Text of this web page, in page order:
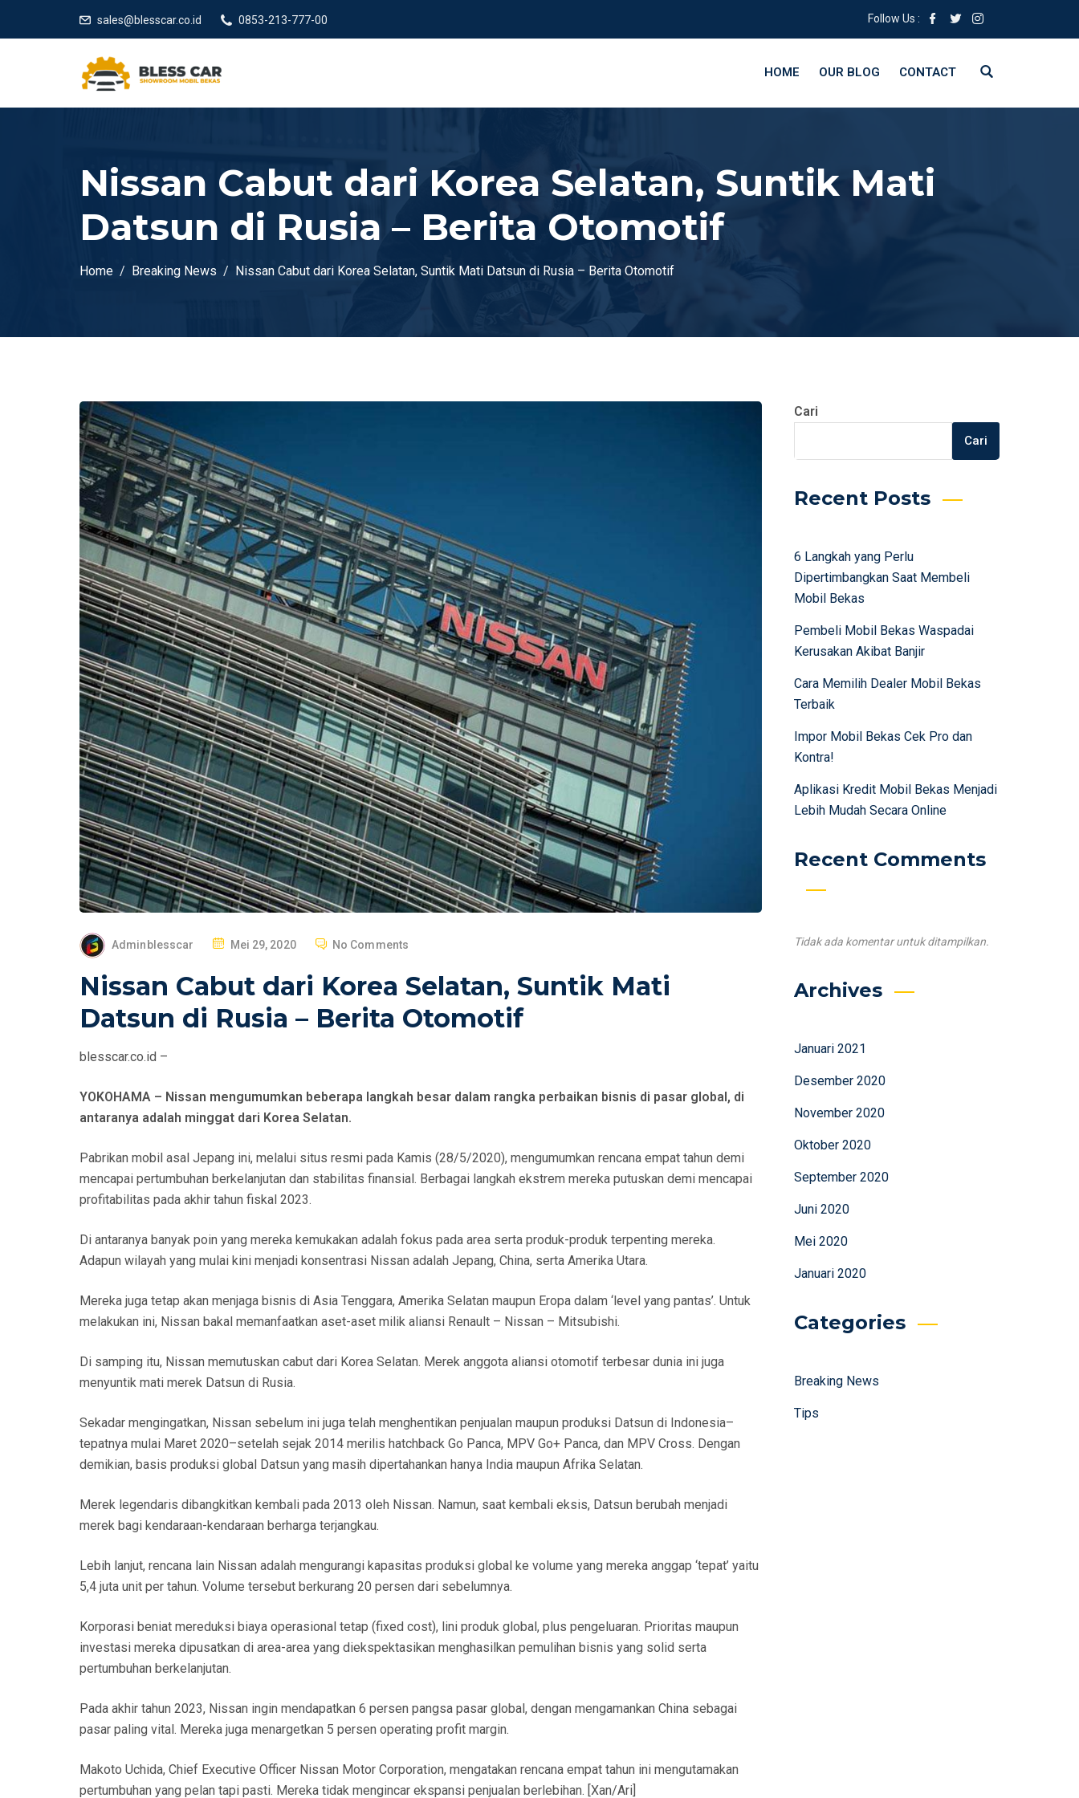
sales@blesscar.co.id 0853-213-777-00 Follow Us :
HOME OUR BLOG CONTACT
Nissan Cabut dari Korea Selatan, Suntik Mati
Datsun di Rusia – Berita Otomotif
Home Breaking News Nissan Cabut dari Korea Selatan, Suntik Mati Datsun di Rusia – Berita Otomotif
Adminblesscar
P
S
E
Mei 29, 2020 No Comments
Nissan Cabut dari Korea Selatan, Suntik Mati
Datsun di Rusia – Berita Otomotif
blesscar.co.id –
YOKOHAMA – Nissan mengumumkan beberapa langkah besar dalam rangka perbaikan bisnis di pasar global, di
antaranya adalah minggat dari Korea Selatan.
Pabrikan mobil asal Jepang ini, melalui situs resmi pada Kamis (28/5/2020), mengumumkan rencana empat tahun demi
mencapai pertumbuhan berkelanjutan dan stabilitas finansial. Berbagai langkah ekstrem mereka putuskan demi mencapai
profitabilitas pada akhir tahun fiskal 2023.
Di antaranya banyak poin yang mereka kemukakan adalah fokus pada area serta produk-produk terpenting mereka.
Adapun wilayah yang mulai kini menjadi konsentrasi Nissan adalah Jepang, China, serta Amerika Utara.
Mereka juga tetap akan menjaga bisnis di Asia Tenggara, Amerika Selatan maupun Eropa dalam ‘level yang pantas’. Untuk
melakukan ini, Nissan bakal memanfaatkan aset-aset milik aliansi Renault – Nissan – Mitsubishi.
Di samping itu, Nissan memutuskan cabut dari Korea Selatan. Merek anggota aliansi otomotif terbesar dunia ini juga
menyuntik mati merek Datsun di Rusia.
Sekadar mengingatkan, Nissan sebelum ini juga telah menghentikan penjualan maupun produksi Datsun di Indonesia–
tepatnya mulai Maret 2020–setelah sejak 2014 merilis hatchback Go Panca, MPV Go+ Panca, dan MPV Cross. Dengan
demikian, basis produksi global Datsun yang masih dipertahankan hanya India maupun Afrika Selatan.
Merek legendaris dibangkitkan kembali pada 2013 oleh Nissan. Namun, saat kembali eksis, Datsun berubah menjadi
merek bagi kendaraan-kendaraan berharga terjangkau.
Lebih lanjut, rencana lain Nissan adalah mengurangi kapasitas produksi global ke volume yang mereka anggap ‘tepat’ yaitu
5,4 juta unit per tahun. Volume tersebut berkurang 20 persen dari sebelumnya.
Korporasi beniat mereduksi biaya operasional tetap (fixed cost), lini produk global, plus pengeluaran. Prioritas maupun
investasi mereka dipusatkan di area-area yang diekspektasikan menghasilkan pemulihan bisnis yang solid serta
pertumbuhan berkelanjutan.
Pada akhir tahun 2023, Nissan ingin mendapatkan 6 persen pangsa pasar global, dengan mengamankan China sebagai
pasar paling vital. Mereka juga menargetkan 5 persen operating profit margin.
Makoto Uchida, Chief Executive Officer Nissan Motor Corporation, mengatakan rencana empat tahun ini mengutamakan
pertumbuhan yang pelan tapi pasti. Mereka tidak mengincar ekspansi penjualan berlebihan. [Xan/Ari]
Cari
Cari
Recent Posts
6 Langkah yang Perlu
Dipertimbangkan Saat Membeli
Mobil Bekas
Pembeli Mobil Bekas Waspadai
Kerusakan Akibat Banjir
Cara Memilih Dealer Mobil Bekas
Terbaik
Impor Mobil Bekas Cek Pro dan
Kontra!
Aplikasi Kredit Mobil Bekas Menjadi
Lebih Mudah Secara Online
Recent Comments
Tidak ada komentar untuk ditampilkan.
Archives
Januari 2021
Desember 2020
November 2020
Oktober 2020
September 2020
Juni 2020
Mei 2020
Januari 2020
Categories
Breaking News
Tips